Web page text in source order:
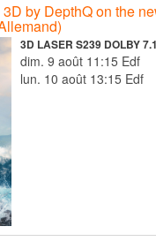
by DepthQ on the
3D LASER S239 DOLBY 7.1
dim. 9 août 11:15 Edf
lun. 10 août 13:15 Edf